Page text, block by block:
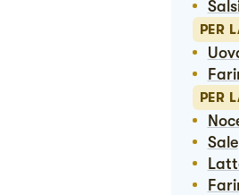
PER
PER
Sale